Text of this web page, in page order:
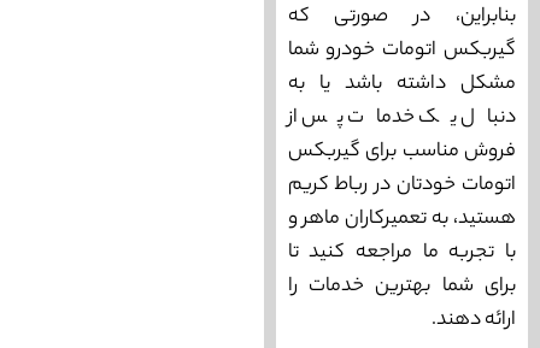
بنابراین، در صورتی که
گیربکس اتومات خودرو شما
مشکل داشته باشد یا به
دنبال یک خدمات پس از
فروش مناسب برای گیربکس
اتومات خودتان در رباط کریم
هستید، به تعمیرکاران ماهر و
با تجربه ما مراجعه کنید تا
برای شما بهترین خدمات را
ارائه دهند.